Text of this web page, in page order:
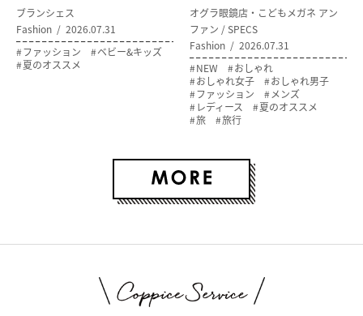
ブランシェス
Fashion
2026.07.31
ファッション
ベビー&キッズ
夏のオススメ
オグラ眼鏡店・こどもメガネ アン
ファン / SPECS
Fashion
2026.07.31
NEW
おしゃれ
おしゃれ女子
おしゃれ男子
ファッション
メンズ
レディース
夏のオススメ
旅
旅行